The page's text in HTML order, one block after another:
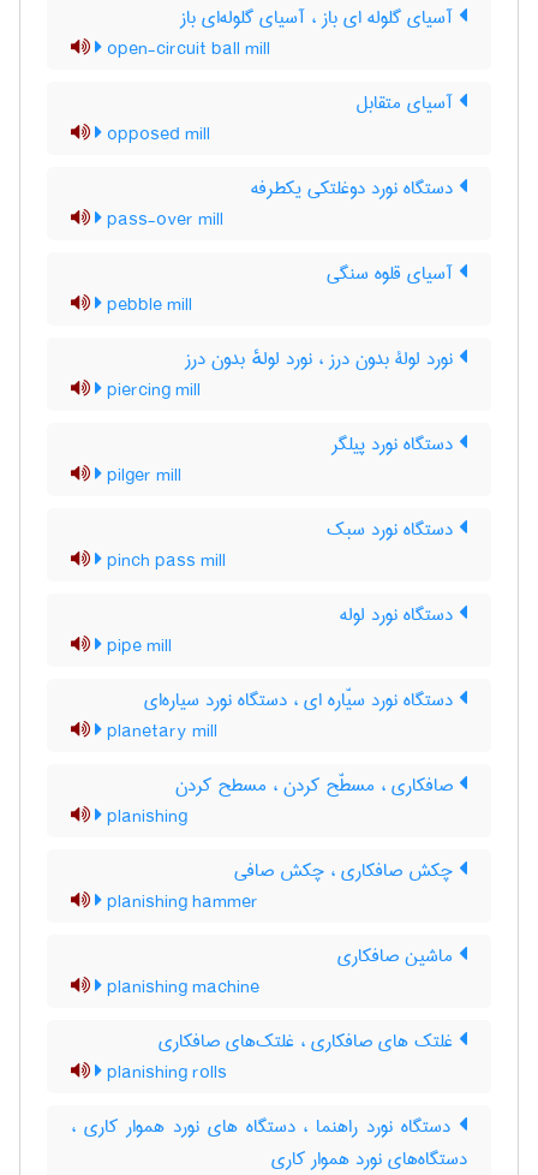
آسیای گلوله ای باز ، آسیای گلوله‌ای باز
open-circuit ball mill
آسیای متقابل
opposed mill
دستگاه نورد دوغلتکی یکطرفه
pass-over mill
آسیای قلوه سنگی
pebble mill
نورد لولۀ بدون درز ، نورد لولهٔ بدون درز
piercing mill
دستگاه نورد پیلگر
pilger mill
دستگاه نورد سبک
pinch pass mill
دستگاه نورد لوله
pipe mill
دستگاه نورد سیّاره ای ، دستگاه نورد سیاره‌ای
planetary mill
صافکاری ، مسطّح کردن ، مسطح کردن
planishing
چکش صافکاری ، چکش صافی
planishing hammer
ماشین صافکاری
planishing machine
غلتک های صافکاری ، غلتک‌های صافکاری
planishing rolls
دستگاه نورد راهنما ، دستگاه های نورد هموار کاری ،
دستگاه‌های نورد هموار کاری